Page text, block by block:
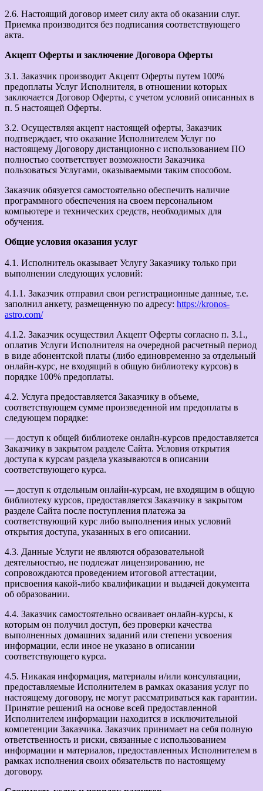
2.6. Настоящий договор имеет силу акта об оказании слуг.
Приемка производится без подписания соответствующего
акта.
Акцепт Оферты и заключение Договора Оферты
3.1. Заказчик производит Акцепт Оферты путем 100%
предоплаты Услуг Исполнителя, в отношении которых
заключается Договор Оферты, с учетом условий описанных в
п. 5 настоящей Оферты.
3.2. Осуществляя акцепт настоящей оферты, Заказчик
подтверждает, что оказание Исполнителем Услуг по
настоящему Договору дистанционно с использованием ПО
полностью соответствует возможности Заказчика
пользоваться Услугами, оказываемыми таким способом.
Заказчик обязуется самостоятельно обеспечить наличие
программного обеспечения на своем персональном
компьютере и технических средств, необходимых для
обучения.
Общие условия оказания услуг
4.1. Исполнитель оказывает Услугу Заказчику только при
выполнении следующих условий:
4.1.1. Заказчик отправил свои регистрационные данные, т.е.
заполнил анкету, размещенную по адресу: https://kronos-
astro.com/
4.1.2. Заказчик осуществил Акцепт Оферты согласно п. 3.1.,
оплатив Услуги Исполнителя на очередной расчетный период
в виде абонентской платы (либо единовременно за отдельный
онлайн-курс, не входящий в общую библиотеку курсов) в
порядке 100% предоплаты.
4.2. Услуга предоставляется Заказчику в объеме,
соответствующем сумме произведенной им предоплаты в
следующем порядке:
— доступ к общей библиотеке онлайн-курсов предоставляется
Заказчику в закрытом разделе Сайта. Условия открытия
доступа к курсам раздела указываются в описании
соответствующего курса.
— доступ к отдельным онлайн-курсам, не входящим в общую
библиотеку курсов, предоставляется Заказчику в закрытом
разделе Сайта после поступления платежа за
соответствующий курс либо выполнения иных условий
открытия доступа, указанных в его описании.
4.3. Данные Услуги не являются образовательной
деятельностью, не подлежат лицензированию, не
сопровождаются проведением итоговой аттестации,
присвоения какой-либо квалификации и выдачей документа
об образовании.
4.4. Заказчик самостоятельно осваивает онлайн-курсы, к
которым он получил доступ, без проверки качества
выполненных домашних заданий или степени усвоения
информации, если иное не указано в описании
соответствующего курса.
4.5. Никакая информация, материалы и/или консультации,
предоставляемые Исполнителем в рамках оказания услуг по
настоящему договору, не могут рассматриваться как гарантии.
Принятие решений на основе всей предоставленной
Исполнителем информации находится в исключительной
компетенции Заказчика. Заказчик принимает на себя полную
ответственность и риски, связанные с использованием
информации и материалов, предоставленных Исполнителем в
рамках исполнения своих обязательств по настоящему
договору.